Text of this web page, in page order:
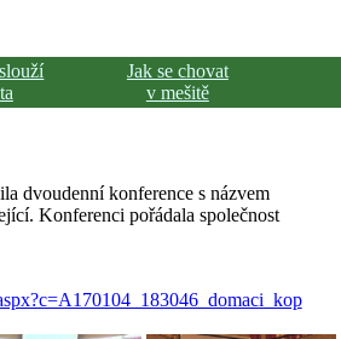
Jak se chovat
v mešitě
dvoudenní konference s názvem
Konferenci pořádala společnost